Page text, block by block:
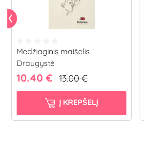
Medžiaginis maišelis
Draugystė
10.40 € 13.00 €
Į KREPŠELĮ